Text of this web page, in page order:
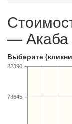
— Акаба
Выберите
78645
82390